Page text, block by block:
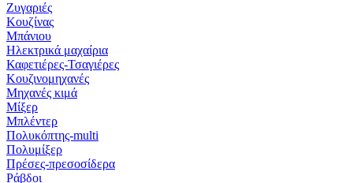
Ζυγαριές
Κουζίνας
Μπάνιου
Ηλεκτρικά μαχαίρια
Καφετιέρες-Τσαγιέρες
Κουζινομηχανές
Μηχανές κιμά
Μίξερ
Μπλέντερ
Πολυκόπτης-multi
Πολυμίξερ
Πρέσες-πρεσοσίδερα
Ράβδοι